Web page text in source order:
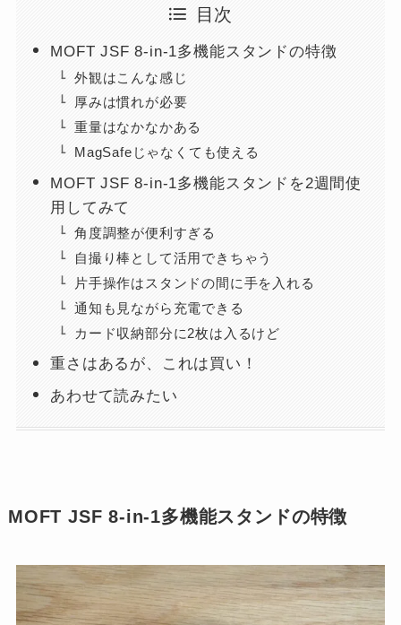
目次
MOFT JSF 8-in-1多機能スタンドの特徴
外観はこんな感じ
厚みは慣れが必要
重量はなかなかある
MagSafeじゃなくても使える
MOFT JSF 8-in-1多機能スタンドを2週間使
用してみて
角度調整が便利すぎる
自撮り棒として活用できちゃう
片手操作はスタンドの間に手を入れる
通知も見ながら充電できる
カード収納部分に2枚は入るけど
重さはあるが、これは買い！
あわせて読みたい
MOFT JSF 8-in-1多機能スタンドの特徴